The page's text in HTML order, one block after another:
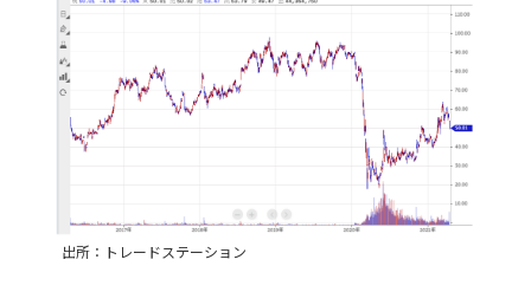
出所：トレードステーション